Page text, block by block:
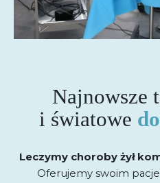
Najnowsze
i światowe
Leczymy choroby żył
Oferujemy swoim